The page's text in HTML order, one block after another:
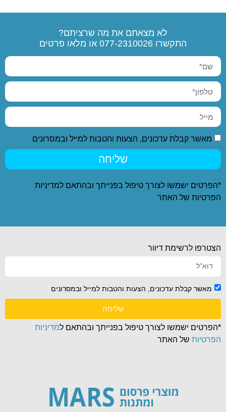
לא מצאתם את מה שרציתם?
התקשרו 077-2310026 או מלאו פרטים
מאשר קבלת עדכונים, הצעות והטבות למייל ובמסרונים
שליחה
*הפרטים ישמשו לצורך טיפול בפנייתך ובהתאם למדיניות
הפרטיות של האתר
הצטרפו לרשימת דיוור
מאשר קבלת עדכונים, הצעות והטבות למייל ובמסרונים
שליחה
*הפרטים ישמשו לצורך טיפול בפנייתך ובהתאם למדיניות
הפרטיות של האתר